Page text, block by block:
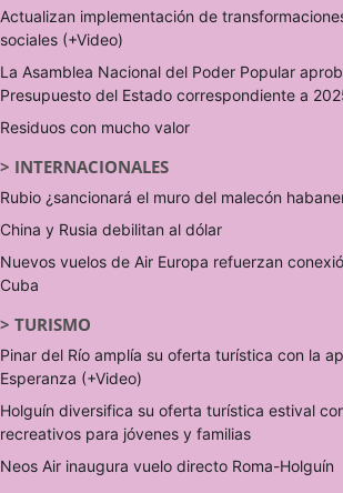
Actualizan implementación de
sociales (+Video)
La Asamblea Nacional del Poder Popular
Presupuesto del Estado correspondiente a
Residuos con mucho valor
> INTERNACIONALES
Rubio ¿sancionará el muro del malecón
China y Rusia debilitan al dólar
Nuevos vuelos de Air Europa refuerzan
Cuba
> TURISMO
Pinar del Río amplía su oferta turística con la
Esperanza (+Video)
Holguín diversifica su oferta turística estival
recreativos para jóvenes y familias
Neos Air inaugura vuelo directo Roma-Holguín